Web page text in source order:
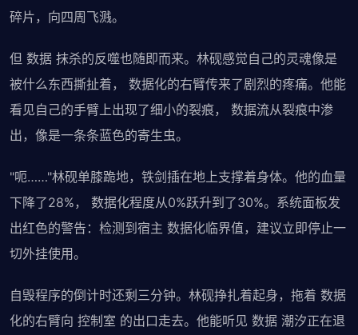
碎片，向四周飞溅。
但 数据 抹杀的反噬也随即而来。林砚感觉自己的灵魂像是
被什么东西撕扯着， 数据化的右臂传来了剧烈的疼痛。他能
看见自己的手臂上出现了细小的裂痕， 数据流从裂痕中渗
出，像是一条条蓝色的寄生虫。
"呃……"林砚单膝跪地，铁剑插在地上支撑着身体。他的血量
下降了28%， 数据化程度从0%跃升到了30%。系统面板发
出红色的警告：检测到宿主 数据化临界值，建议立即停止一
切外挂使用。
自毁程序的倒计时还剩三分钟。林砚挣扎着起身，拖着 数据
化的右臂向 控制室 的出口走去。他能听见 数据 潮汐正在退